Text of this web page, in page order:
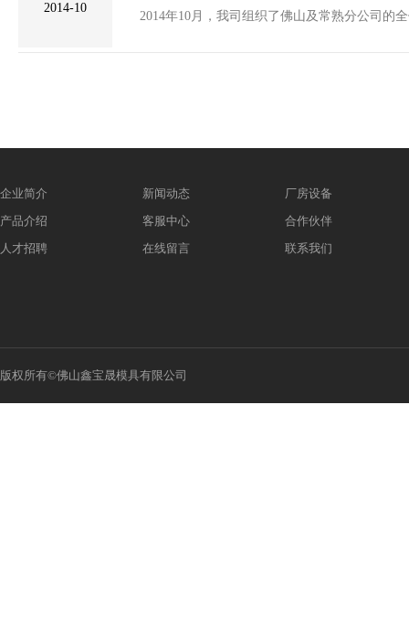
2014-10
2014年10月，我司组织了佛山及常熟分公司的
企业简介 新闻动态
厂房设备
产品介绍
客服中心
合作伙伴
人才招聘
在线留言 联系我们
版权所有©佛山鑫宝晟模具有限公司